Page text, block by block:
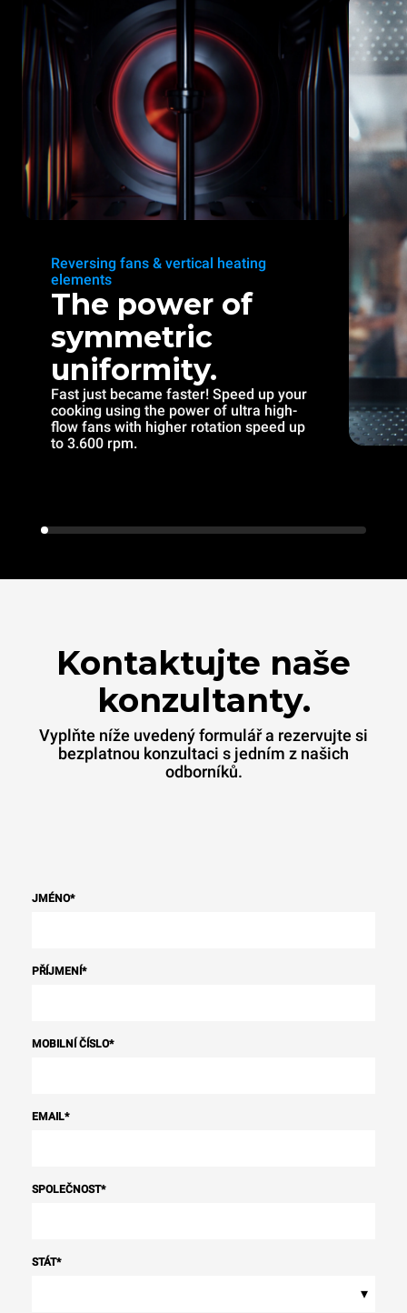
Reversing fans & vertical heating
elements
The power of
symmetric
uniformity.
Fast just became faster! Speed up your
cooking using the power of ultra high-
flow fans with higher rotation speed up
to 3.600 rpm.
Kontaktujte naše
konzultanty.
Vyplňte níže uvedený formulář a rezervujte si
bezplatnou konzultaci s jedním z našich
odborníků.
JMÉNO*
PŘÍJMENÍ*
MOBILNÍ ČÍSLO*
EMAIL*
SPOLEČNOST*
STÁT*
▾